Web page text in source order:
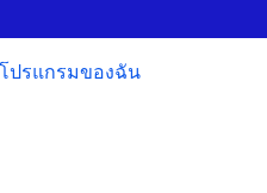
โปรแกรมของฉัน